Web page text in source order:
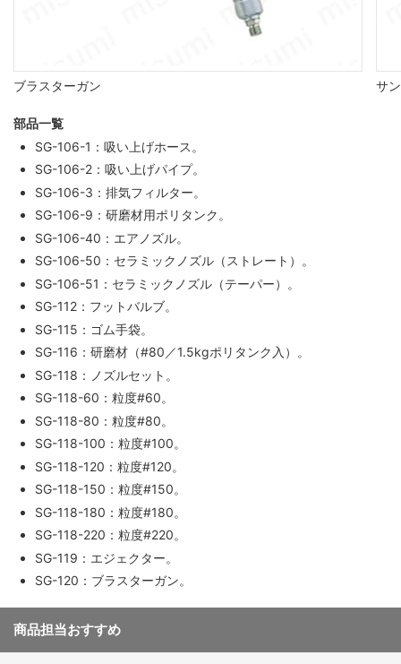
ブラスターガン サ
部品一覧
SG-106-1：吸い上げホース。
SG-106-2：吸い上げパイプ。
SG-106-3：排気フィルター。
SG-106-9：研磨材用ポリタンク。
SG-106-40：エアノズル。
SG-106-50：セラミックノズル（ストレート）。
SG-106-51：セラミックノズル（テーパー）。
SG-112：フットバルブ。
SG-115：ゴム手袋。
SG-116：研磨材（#80／1.5kgポリタンク入）。
SG-118：ノズルセット。
SG-118-60：粒度#60。
SG-118-80：粒度#80。
SG-118-100：粒度#100。
SG-118-120：粒度#120。
SG-118-150：粒度#150。
SG-118-180：粒度#180。
SG-118-220：粒度#220。
SG-119：エジェクター。
SG-120：ブラスターガン。
商品担当おすすめ